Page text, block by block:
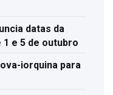
datas da
e 5 de outubro
iorquina para